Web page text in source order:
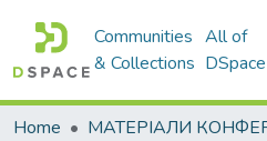
Communities
& Collections
All of
DSpace
Home